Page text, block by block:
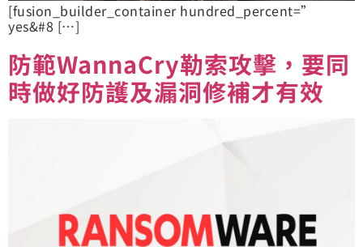
[fusion_builder_container hundred_percent=”
yes&#8 […]
防範WannaCry勒索攻擊，要同
時做好防護及漏洞修補才有效